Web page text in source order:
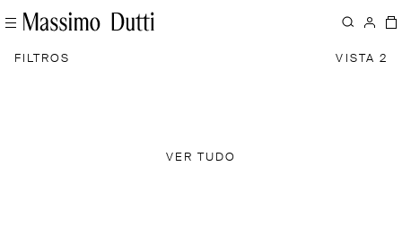
FILTROS VISTA 2
VER TUDO